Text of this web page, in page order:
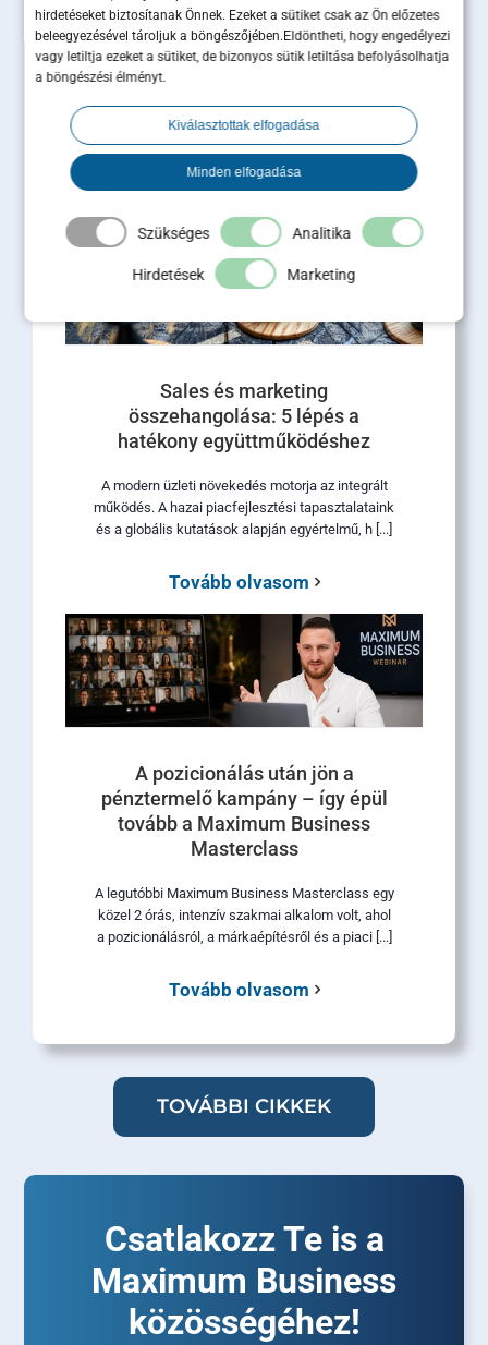
hirdetéseket biztosítanak Önnek. Ezeket a sütiket csak az Ön előzetes
beleegyezésével tároljuk a böngészőjében.Eldöntheti, hogy engedélyezi
vagy letiltja ezeket a sütiket, de bizonyos sütik letiltása befolyásolhatja
a böngészési élményt.
Kiválasztottak elfogadása
Minden elfogadása
Szükséges Analitika
Hirdetések Marketing
ér többet egy megtartott ügyfél,
mint tíz új lead?
Az ügyfélmegtartás B2B-ben közvetlen hatással
van az árbevételre, a profitra és a cég piaci
értékére. Miközben a marketingbüdzsék nagy
része [...]
Sales és marketing
összehangolása: 5 lépés a
hatékony együttműködéshez
A modern üzleti növekedés motorja az integrált
működés. A hazai piacfejlesztési tapasztalataink
és a globális kutatások alapján egyértelmű, h [...]
Tovább olvasom
A pozicionálás után jön a
pénztermelő kampány – így épül
tovább a Maximum Business
Masterclass
A legutóbbi Maximum Business Masterclass egy
közel 2 órás, intenzív szakmai alkalom volt, ahol
a pozicionálásról, a márkaépítésről és a piaci [...]
Tovább olvasom
TOVÁBBI CIKKEK
Csatlakozz Te is a
Maximum Business
közösségéhez!